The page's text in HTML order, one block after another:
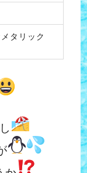
タリック